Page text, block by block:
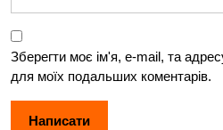
Зберегти моє ім'я, e-mail, та
для моїх подальших коментарів.